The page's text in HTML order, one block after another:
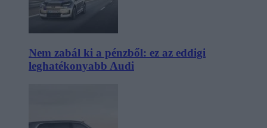
Nem zabál ki a pénzből: ez az eddigi
leghatékonyabb Audi